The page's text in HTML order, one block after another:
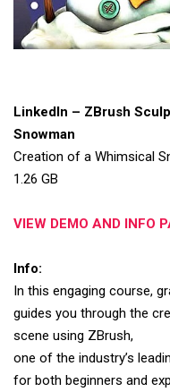
LinkedIn – ZBrush
Snowman
Creation of a Whimsical
1.26 GB
VIEW DEMO AND INFO
Info:
In this engaging course,
guides you through the
scene using ZBrush,
one of the industry’s
for both beginners and